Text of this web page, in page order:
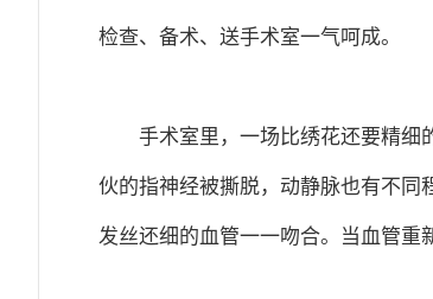
检查、备术、送手术室一气呵成。
手术室里，一场比绣花还要精细
伙的指神经被撕脱，动静脉也有不同
发丝还细的血管一一吻合。当血管重